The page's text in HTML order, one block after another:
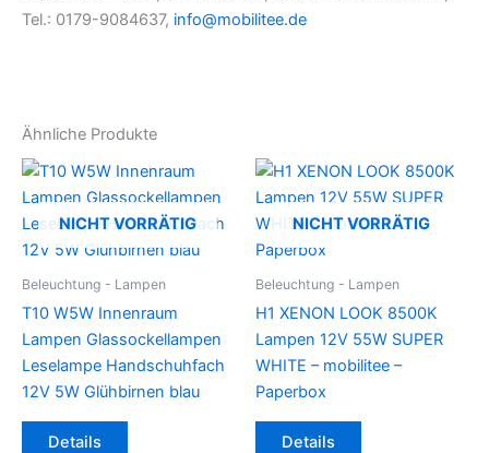
Tel.: 0179-9084637, info@mobilitee.de
Ähnliche Produkte
NICHT VORRÄTIG
Beleuchtung - Lampen
T10 W5W Innenraum
Lampen Glassockellampen
Leselampe Handschuhfach
12V 5W Glühbirnen blau
Details
NICHT VORRÄTIG
Beleuchtung - Lampen
H1 XENON LOOK 8500K
Lampen 12V 55W SUPER
WHITE – mobilitee –
Paperbox
Details